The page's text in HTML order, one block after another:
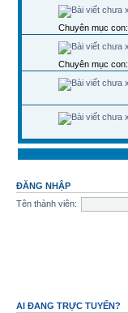
Chuyên mục con:
Chuyên mục con:
ĐĂNG NHẬP
Tên thành viên:
AI ĐANG TRỰC TUYẾN?